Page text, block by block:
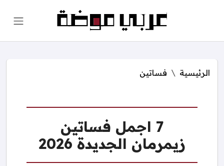
الرئيسية فساتين
7 اجمل فساتين
زيمرمان الجديدة 2026